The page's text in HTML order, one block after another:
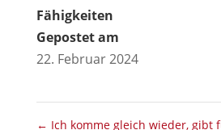
Fähigkeiten
Gepostet am
22. Februar 2024
← Ich komme gleich wieder, gibt